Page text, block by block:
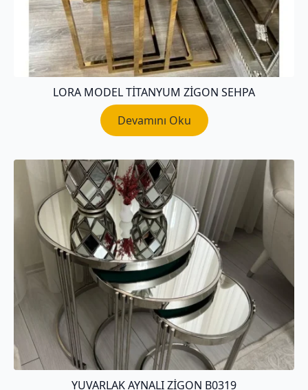
LORA MODEL TITANYUM ZIGON SEHPA
Devamını Oku
YUVARLAK AYNALI ZIGON B0319